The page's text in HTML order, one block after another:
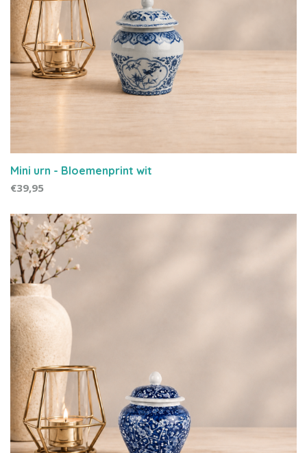
Mini urn - Bloemenprint wit
€39,95